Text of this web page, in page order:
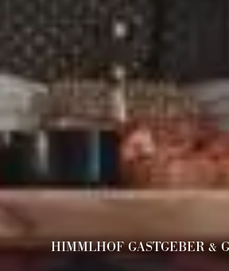
HIMMLHOF GASTGEBER &